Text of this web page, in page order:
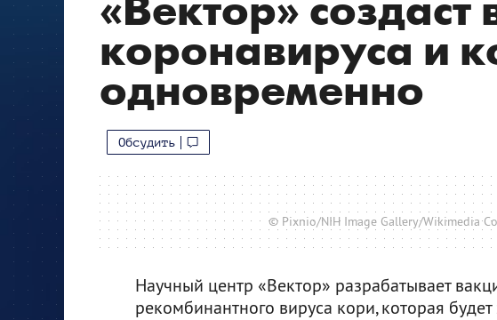
«Вектор» создаст
коронавируса и
одновременно
Обсудить
© Pixnio/NIH Image Gallery/Wikimedia
Научный центр «Вектор» разрабатывает
рекомбинантного вируса кори, которая